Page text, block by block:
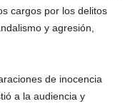
cargos por los delitos
y agresión,
de inocencia
a la audiencia y